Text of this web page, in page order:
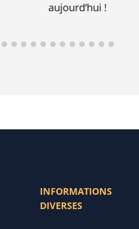
aujourd’hui !
INFORMATIONS
DIVERSES